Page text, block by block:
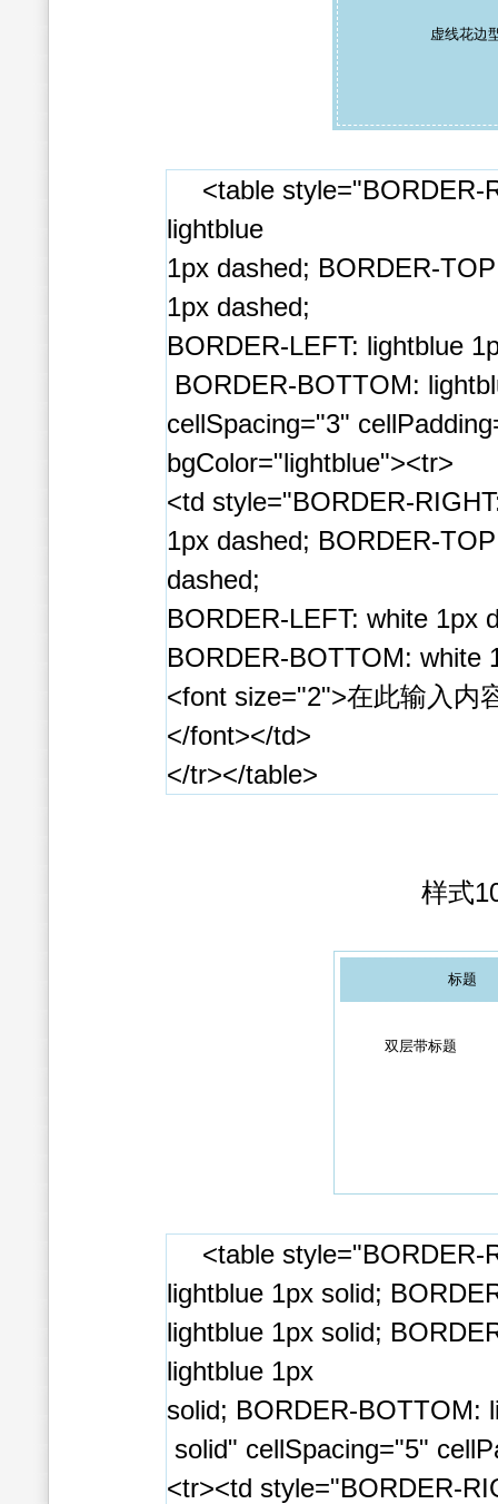
虚线花
<table style="BORDER-
lightblue
1px dashed; BORDER-
1px dashed;
BORDER-LEFT: lightblue
BORDER-BOTTOM:
cellSpacing="3"
bgColor="lightblue"><tr>
<td style="BORDER-
1px dashed; BORDER-
dashed;
BORDER-LEFT: white 1px
BORDER-BOTTOM: white
<font size="2">在此输入内
</font></td>
</tr></table>
样式
标
双层带标题
<table style="BORDER-
lightblue 1px solid;
lightblue 1px solid;
lightblue 1px
solid; BORDER-BOTTOM:
solid" cellSpacing="5"
<tr><td style="BORDER-